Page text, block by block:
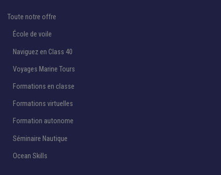
Toute notre offre
École de voile
Naviguez en Class 40
Voyages Marine Tours
Formations en classe
Formations virtuelles
Formation autonome
Séminaire Nautique
Ocean Skills